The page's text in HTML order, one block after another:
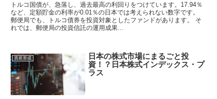
トルコ国債が、急落し、過去最高の利回りをつけています。17.94％
など、定額貯金の利率が0.01％の日本では考えられない数字です。
郵便局でも、トルコ債券を投資対象としたファンドがあります。 そ
れでは、郵便局の投資信託の運用成果...
資産形成
日本の株式市場にまるごと投
資！？日本株式インデックス・プ
ラス